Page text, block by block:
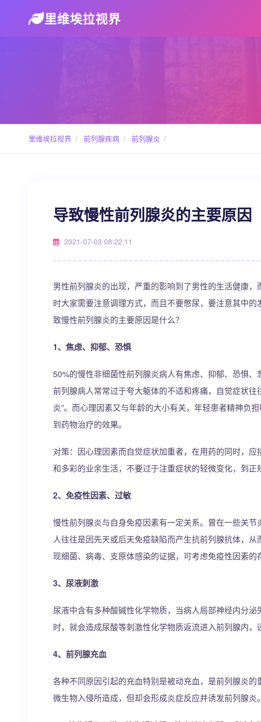
里维埃拉视界
里维埃拉视界 / 前列腺疾病 / 前列腺炎 /
导致慢性前列腺炎的主要原因
2021-07-03 08:22:11
男性前列腺炎的出现，严重的影响到了男性的生活健康
时大家需要注意调理方式，而且不要憋尿，要注意其中
致慢性前列腺炎的主要原因是什么？
1、焦虑、抑郁、恐惧
50%的慢性非细菌性前列腺炎病人有焦虑、抑郁、恐惧
前列腺病人常常过于夸大躯体的不适和疼痛，自觉症状
炎”。而心理因素又与年龄的大小有关，年轻患者精神负
到药物治疗的效果。
对策：因心理因素而自觉症状加重者，在用药的同时，
和多彩的业余生活，不要过于注重症状的轻微变化，到正
2、免疫性因素、过敏
慢性前列腺炎与自身免疫因素有一定关系。曾在一些关
人往往是因先天或后天免疫缺陷而产生抗前列腺抗体，
现细菌、病毒、支原体感染的证据，可考虑免疫性因素的
3、尿液刺激
尿液中含有多种酸碱性化学物质，当病人局部神经内分
时，就会造成尿酸等刺激性化学物质返流进入前列腺内，
4、前列腺充血
各种不同原因引起的充血特别是被动充血，是前列腺炎
微生物入侵所造成，但却会形成炎症反应并诱发前列腺炎